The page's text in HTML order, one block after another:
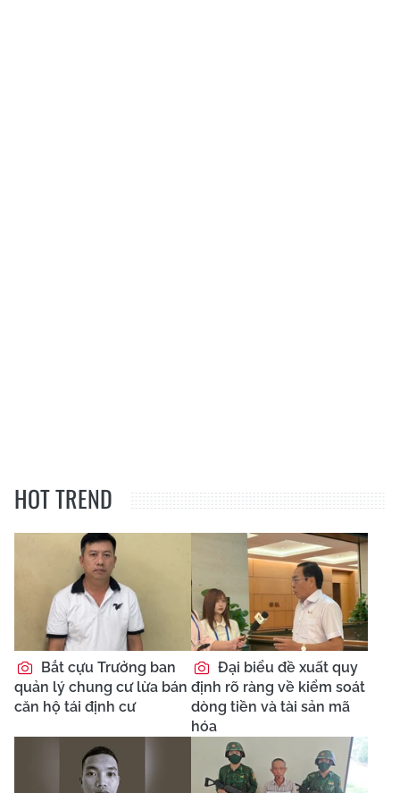
HOT TREND
Bắt cựu Trưởng ban
quản lý chung cư lừa bán
căn hộ tái định cư
Đại biểu đề xuất quy
định rõ ràng về kiểm soát
dòng tiền và tài sản mã
hóa